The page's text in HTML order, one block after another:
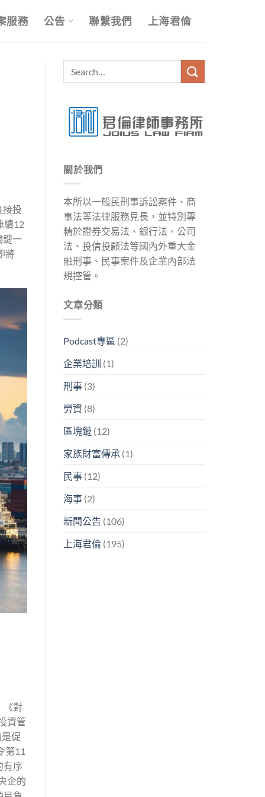
服務 公告 聯繫我們 上海君倫
接投
續12
鍵一
將
《對
資管
促
第11
有序
企的
關於我們
本所以一般民刑事訴訟案件、商
事法等法律服務見長，並特別專
精於證券交易法、銀行法、公司
法、投信投顧法等國內外重大金
融刑事、民事案件及企業內部法
規控管。
文章分類
Podcast專區 (2)
企業培訓 (1)
刑事 (3)
勞資 (8)
區塊鏈 (12)
家族財富傳承 (1)
民事 (12)
海事 (2)
新聞公告 (106)
上海君倫 (195)